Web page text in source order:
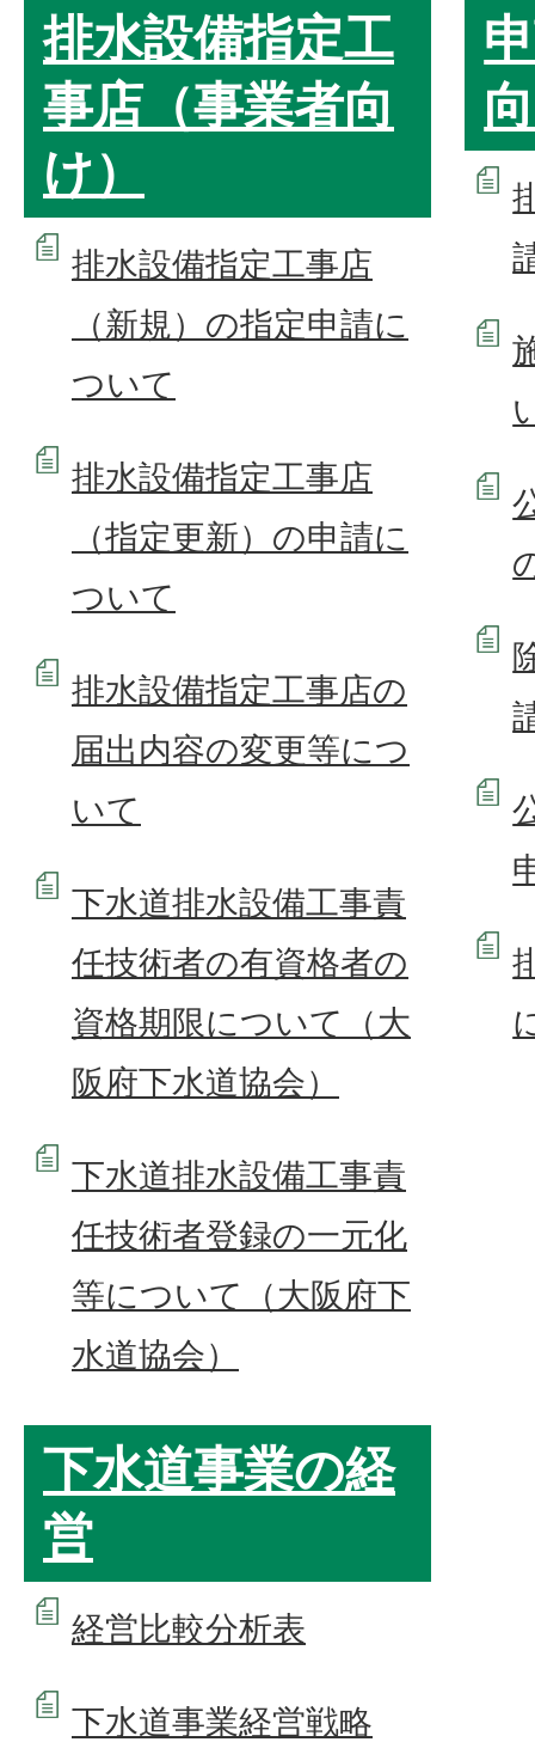
排水設備指定工
事店（事業者向
け）
排水設備指定工事店
（新規）の指定申請に
ついて
排水設備指定工事店
（指定更新）の申請に
ついて
排水設備指定工事店の
届出内容の変更等につ
いて
下水道排水設備工事責
任技術者の有資格者の
資格期限について（大
阪府下水道協会）
下水道排水設備工事責
任技術者登録の一元化
等について（大阪府下
水道協会）
下水道事業の経
営
経営比較分析表
下水道事業経営戦略